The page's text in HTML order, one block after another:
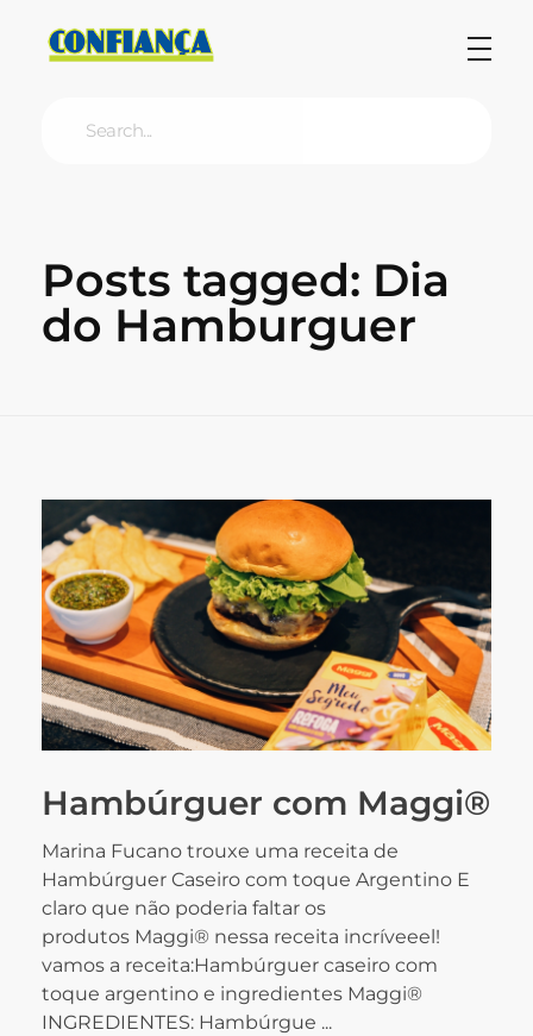
Posts tagged: Dia
do Hamburguer
Hambúrguer com Maggi®
Marina Fucano trouxe uma receita de
Hambúrguer Caseiro com toque Argentino E
claro que não poderia faltar os
produtos Maggi® nessa receita incríveeel!
vamos a receita:Hambúrguer caseiro com
toque argentino e ingredientes Maggi®
INGREDIENTES: Hambúrgue ...